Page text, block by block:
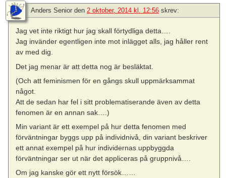
Anders Senior den 2 oktober, 2014 kl. 12:56 skrev:
Jag vet inte riktigt hur jag skall förtydliga detta….
Jag invänder egentligen inte mot inlägget alls, jag håller rent
av med dig.
Det jag menar är att detta nog är besläktat.
(Och att feminismen för en gångs skull uppmärksammat
något.
Att de sedan har fel i sitt problematiserande även av detta
fenomen är en annan sak….)
Min variant är ett exempel på hur detta fenomen med
förväntningar byggs upp på individnivå, din variant beskriver
ett annat exempel på hur individernas uppbyggda
förväntningar ser ut när det appliceras på gruppnivå….
Om jag kanske gör ett nytt försök……